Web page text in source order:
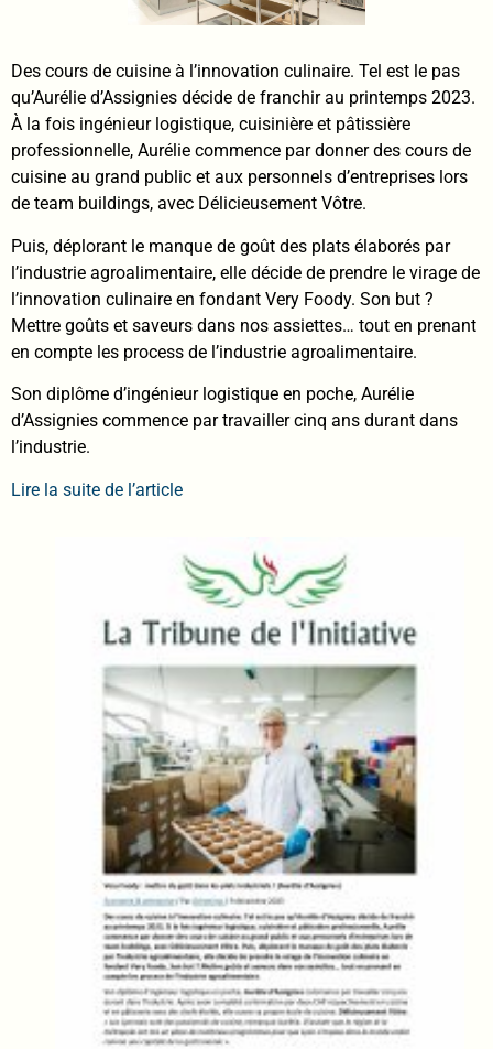
Des cours de cuisine à l’innovation culinaire. Tel est le pas
qu’Aurélie d’Assignies décide de franchir au printemps 2023.
À la fois ingénieur logistique, cuisinière et pâtissière
professionnelle, Aurélie commence par donner des cours de
cuisine au grand public et aux personnels d’entreprises lors
de team buildings, avec Délicieusement Vôtre.
Puis, déplorant le manque de goût des plats élaborés par
l’industrie agroalimentaire, elle décide de prendre le virage de
l’innovation culinaire en fondant Very Foody. Son but ?
Mettre goûts et saveurs dans nos assiettes… tout en prenant
en compte les process de l’industrie agroalimentaire.
Son diplôme d’ingénieur logistique en poche, Aurélie
d’Assignies commence par travailler cinq ans durant dans
l’industrie.
Lire la suite de l’article